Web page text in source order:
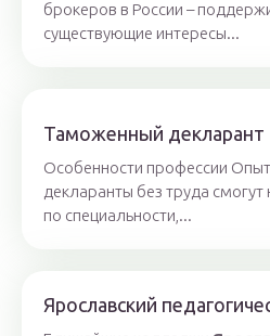
брокеров в России –
существующие интересы...
Таможенный декларант
Особенности профессии
декларанты без труда смогут
по специальности,...
Ярославский